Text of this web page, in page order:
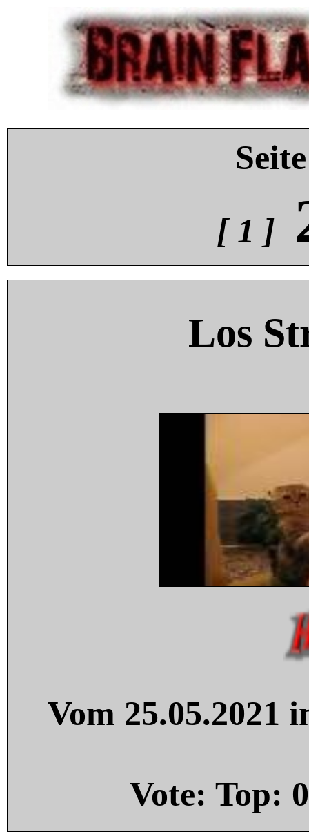
[ 1 ]
Los
Vom 25.05.2021
Vote: Top: 0